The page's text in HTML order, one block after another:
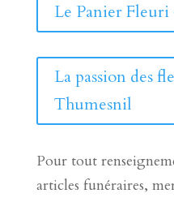
Le Panier Fleuri
La passion des
Thumesnil
Pour tout
articles funéraires,